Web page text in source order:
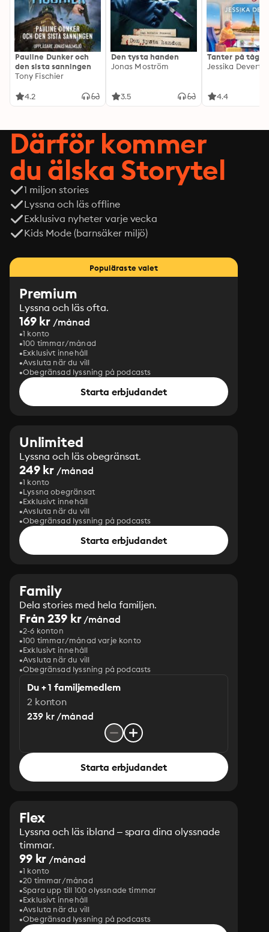
Pauline Dunker och
den sista sanningen
Tony Fischier
4.2
Den tysta handen
Jonas Moström
3.5
Tanter på tåg
Jessika Devert
4.4
Därför kommer
du älska Storytel
1 miljon stories
Lyssna och läs offline
Exklusiva nyheter varje vecka
Kids Mode (barnsäker miljö)
Populäraste valet
Premium
Lyssna och läs ofta.
169 kr /månad
1 konto
100 timmar/månad
Exklusivt innehåll
Avsluta när du vill
Obegränsad lyssning på podcasts
Starta erbjudandet
Unlimited
Lyssna och läs obegränsat.
249 kr /månad
1 konto
Lyssna obegränsat
Exklusivt innehåll
Avsluta när du vill
Obegränsad lyssning på podcasts
Starta erbjudandet
Family
Dela stories med hela familjen.
Från 239 kr/månad
2-6 konton
100 timmar/månad varje konto
Exklusivt innehåll
Avsluta när du vill
Obegränsad lyssning på podcasts
Du + 1 familjemedlem
2 konton
239 kr /månad
Starta erbjudandet
Flex
Lyssna och läs ibland – spara dina olyssnade
timmar.
99 kr /månad
1 konto
20 timmar/månad
Spara upp till 100 olyssnade timmar
Exklusivt innehåll
Avsluta när du vill
Obegränsad lyssning på podcasts